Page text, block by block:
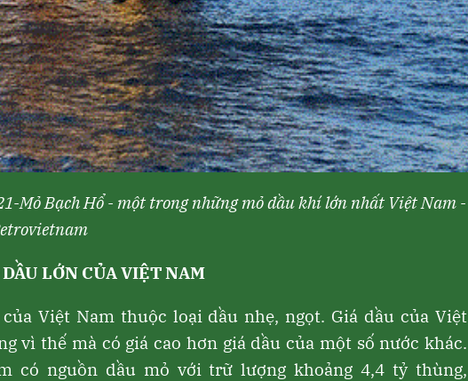
Mỏ Bạch Hổ - một trong những mỏ dầu khí lớn nhất Việt Nam -
DẦU LỚN CỦA VIỆT NAM
của Việt Nam thuộc loại dầu nhẹ, ngọt. Giá dầu của Việt
vì thế mà có giá cao hơn giá dầu của một số nước khác.
có nguồn dầu mỏ với trữ lượng khoảng 4,4 tỷ thùng,